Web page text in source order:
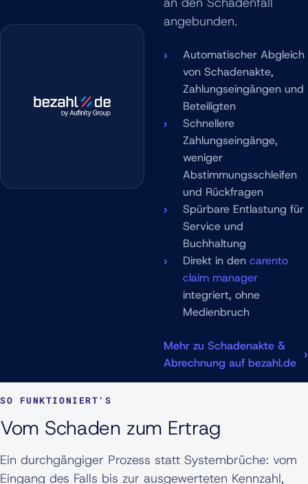
angebunden.
Automatischer Abgleich
von Schadenakte,
Zahlungseingängen und
Beteiligten
Schnellere
Zahlungseingänge,
weniger
Abstimmungsschleifen
und Rückfragen
Spürbare Entlastung für
Service und
Buchhaltung
Direkt in den carento
claim manager
integriert, ohne
Medienbruch
Mehr zu Schadenakte &
Abrechnung auf bezahl.de
SO FUNKTIONIERT'S
Vom Schaden zum Ertrag
Ein durchgängiger Prozess statt Systembrüche: vom
Eingang des Falls bis zur ausgewerteten Kennzahl,